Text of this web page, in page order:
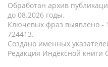
Обработан архив
до 08.2026 годы.
Ключевых фраз выявлено -
724413.
Создано именных
Редакция Индексной книги